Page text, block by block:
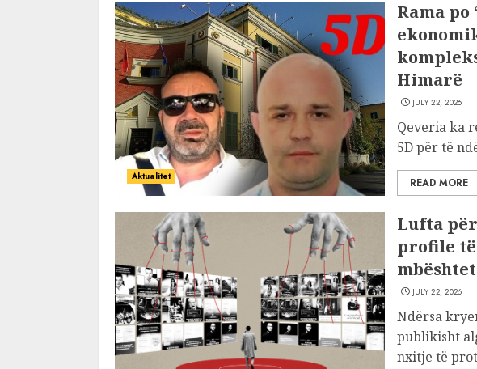
Aktualitet
Rama
Himarë
JULY 22, 2026
Qeveria ka
5D për të
READ MORE
Lufta
profile
JULY 22, 2026
Ndërsa
publikisht
nxitje të